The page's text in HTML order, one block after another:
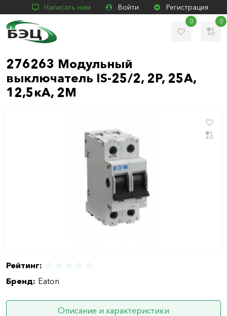
Написать нам Войти Регистрация
0 0
276263 Модульный
выключатель IS-25/2, 2P, 25А,
12,5кА, 2M
Рейтинг:
Бренд: Eaton
Описание и характеристики